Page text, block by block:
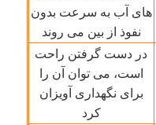
های آب به سرعت بدون
نفوذ از بین می روند
در دست گرفتن راحت
است، می توان آن را
برای نگهداری آویزان
کرد